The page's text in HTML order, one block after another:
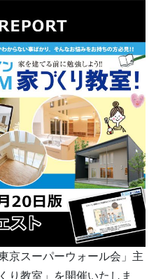
京スーパーウォール会」主
り教室」を開催いたしま